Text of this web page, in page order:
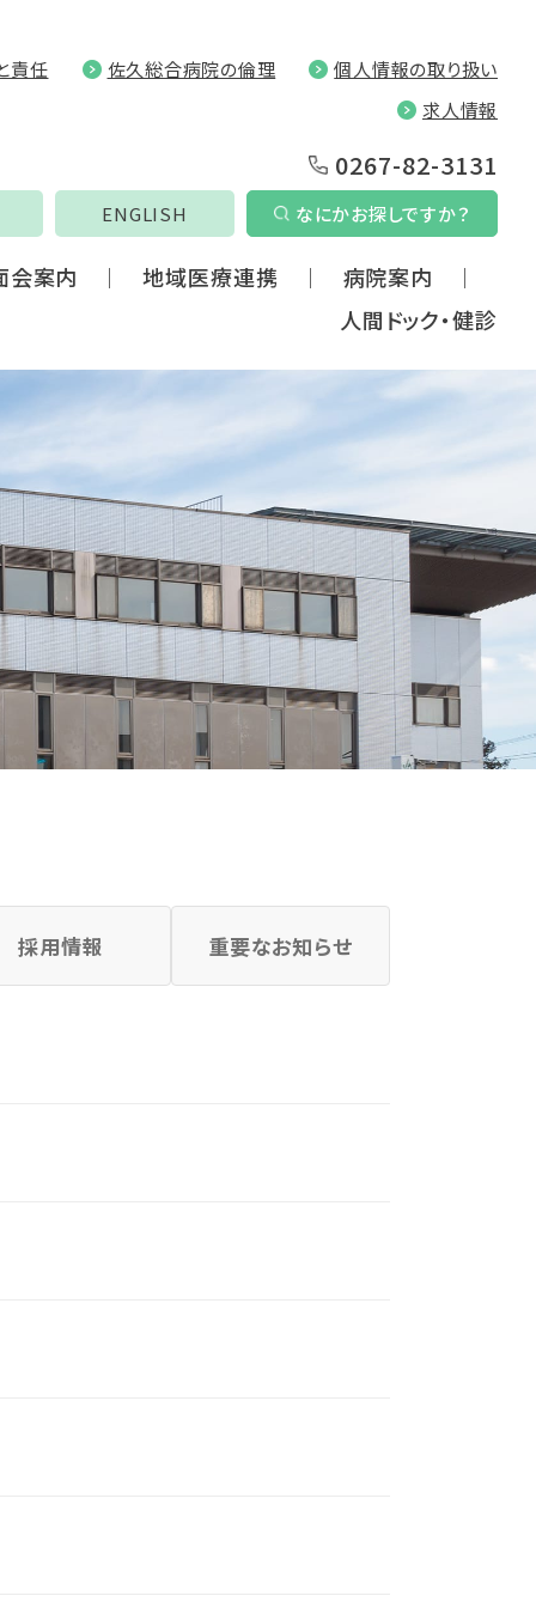
責任 佐久総合病院の倫理
個人情報の取り扱い
求人情報
0267-82-3131
ENGLISH なにかお探しですか？
会案内 地域医療連携
病院案内
人間ドック・健診
採用情報 重要なお知らせ